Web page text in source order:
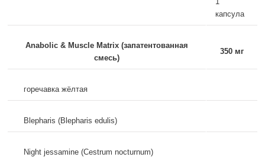
капсула
Anabolic & Muscle Matrix (запатентованная
смесь)
350 мг
горечавка жёлтая
Blepharis (Blepharis edulis)
Night jessamine (Cestrum nocturnum)